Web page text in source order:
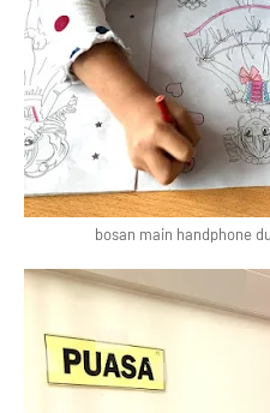
bosan main handphone